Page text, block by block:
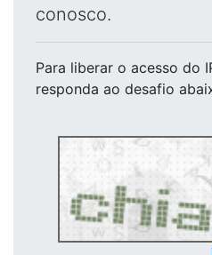
conosco.
Para liberar o acesso do
responda ao desafio